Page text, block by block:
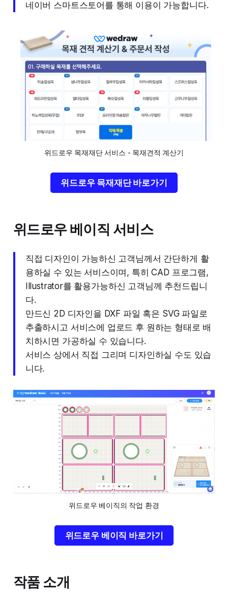
네이버 스마트스토어를 통해 이용이 가능합니다.
위드로우 목재재단 서비스 - 목재견적 계산기
위드로우 목재재단 바로가기
위드로우 베이직 서비스
직접 디자인이 가능하신 고객님께서 간단하게 활
용하실 수 있는 서비스이며, 특히 CAD 프로그램,
Illustrator를 활용가능하신 고객님께 추천드립니
다.
만드신 2D 디자인을 DXF 파일 혹은 SVG 파일로
추출하시고 서비스에 업로드 후 원하는 형태로 배
치하시면 가공하실 수 있습니다.
서비스 상에서 직접 그리며 디자인하실 수도 있습
니다.
위드로우 베이직의 작업 환경
위드로우 베이직 바로가기
작품 소개